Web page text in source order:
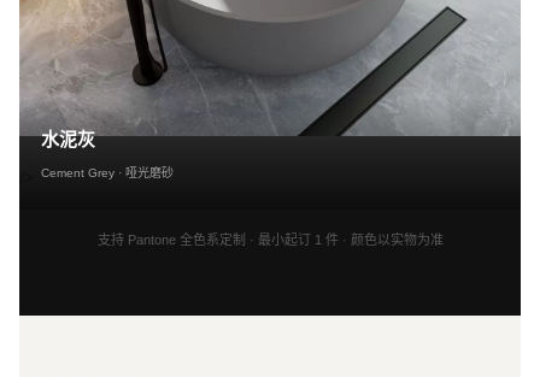
水泥灰
Cement Grey · 哑光磨砂
支持 Pantone 全色系定制 · 最小起订 1 件 · 颜色以实物为准